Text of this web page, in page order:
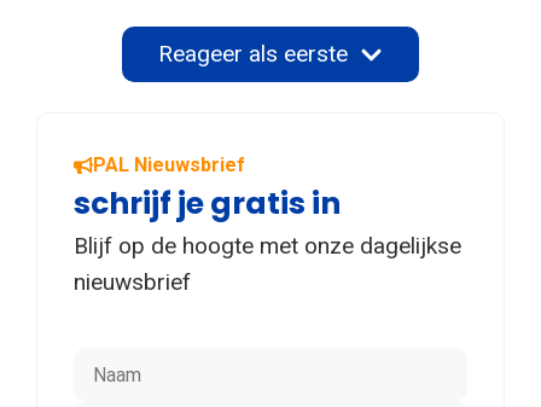
Reageer als eerste
PAL Nieuwsbrief
schrijf je gratis in
Blijf op de hoogte met onze dagelijkse
nieuwsbrief